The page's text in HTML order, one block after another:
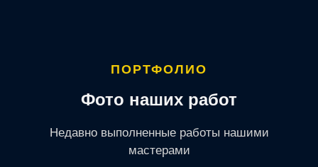
ПОРТФОЛИО
Фото наших работ
Недавно выполненные работы нашими
мастерами